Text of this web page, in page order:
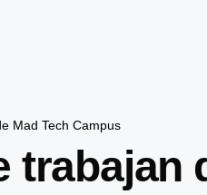
Mad Tech Campus
trabajan